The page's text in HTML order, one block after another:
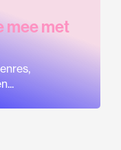
mee met